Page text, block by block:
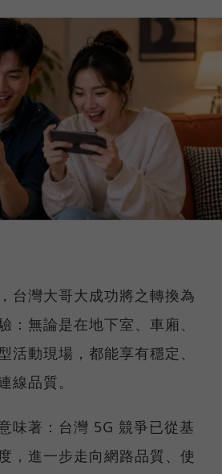
台灣大哥大成功將之轉換為
：無論是在地下室、車廂、
活動現場，都能享有穩定、
線品質。
味著：台灣 5G 競爭已從基
，進一步走向網路品質、使